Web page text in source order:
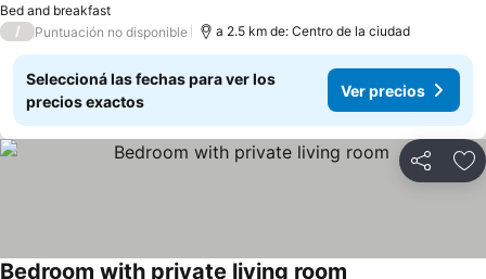
Bed and breakfast
/ Puntuación no disponible a 2.5 km de: Centro de la ciudad
Seleccioná las fechas para ver los
precios exactos
Ver precios
Compartir
Bedroom with private living room